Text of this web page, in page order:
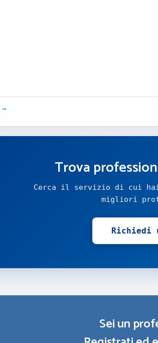
→
Trova
Cerca il servizio di cui
migliori
Richiedi
Sei un